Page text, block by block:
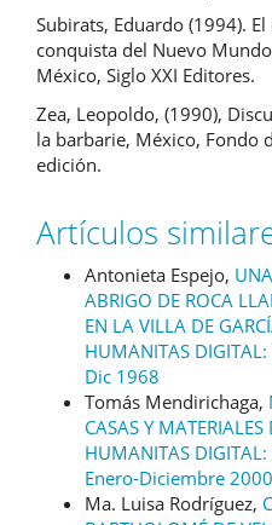
Subirats, Eduardo (1994).
conquista del Nuevo
México, Siglo XXI Editores.
Zea, Leopoldo, (1990),
la barbarie, México, Fondo
edición.
Artículos
Antonieta Espejo,
ABRIGO DE ROCA
EN LA VILLA DE
HUMANITAS
Dic 1968
Tomás Mendirichaga,
CASAS Y
HUMANITAS
Enero-Diciembre 2000
Ma. Luisa Rodríguez,